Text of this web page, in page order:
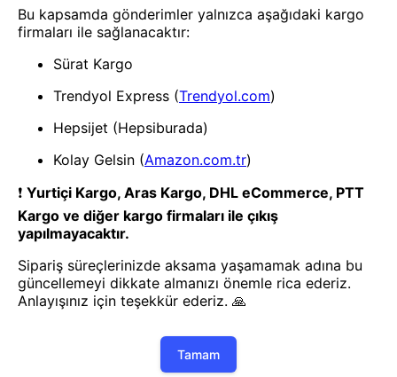
Çocuk Cam Ahşap Masa
Diğer Oda Aksesuarları
Masa Sehpa Ünite Kenar Köşe
Darbe Koruyucu Güvenlik Kiti
Yaş Havuz Deniz 58 Cm- 48 Cm